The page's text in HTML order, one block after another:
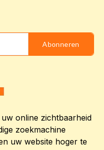
Abonneren
online zichtbaarheid
zoekmachine
uw website hoger te